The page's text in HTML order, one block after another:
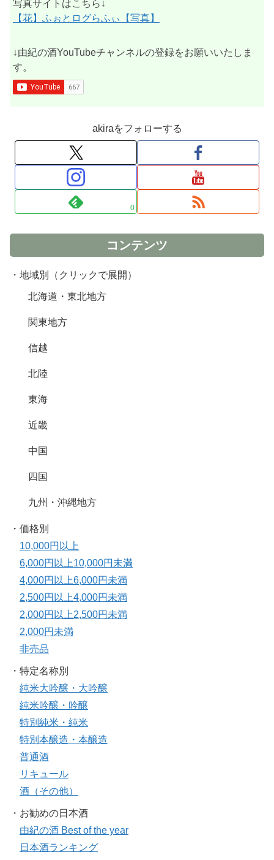
写真サイトはこちら↓
【花】ふぉとログらふぃ【写真】
↓由紀の酒YouTubeチャンネルの登録をお願いいたしま
す。
akiraをフォローする
0
コンテンツ
・地域別（クリックで展開）
北海道・東北地方
関東地方
信越
北陸
東海
近畿
中国
四国
九州・沖縄地方
・価格別
10,000円以上
6,000円以上10,000円未満
4,000円以上6,000円未満
2,500円以上4,000円未満
2,000円以上2,500円未満
2,000円未満
非売品
・特定名称別
純米大吟醸・大吟醸
純米吟醸・吟醸
特別純米・純米
特別本醸造・本醸造
普通酒
リキュール
酒（その他）
・お勧めの日本酒
由紀の酒 Best of the year
日本酒ランキング